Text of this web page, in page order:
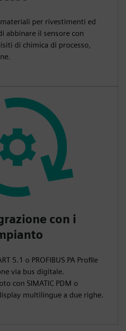
per rivestimenti ed
abbinare il sensore con
di chimica di processo,
con i
5.1 o PROFIBUS PA Profile
via bus digitale.
con SIMATIC PDM o
multilingue a due righe.